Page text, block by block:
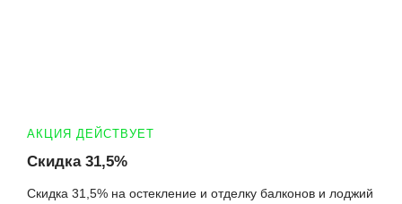
АКЦИЯ ДЕЙСТВУЕТ
Скидка 31,5%
Скидка 31,5% на остекление и отделку балконов и лоджий